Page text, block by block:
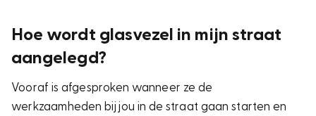
Hoe wordt glasvezel in mijn straat
aangelegd?
Vooraf is afgesproken wanneer ze de
werkzaamheden bij jou in de straat gaan starten en